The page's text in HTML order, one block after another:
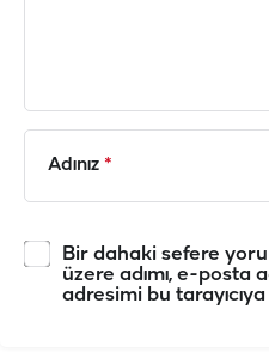
Adınız *
Bir dahaki sefere
üzere adımı, e-posta
adresimi bu